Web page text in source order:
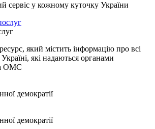
сервіс у кожному куточку України
який містить інформацію про всі
які надаються органами
ОМС
демократії
демократії